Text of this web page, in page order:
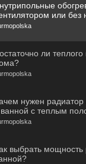
или без
ли
нужен
ванной с теплым
выбрать мощность